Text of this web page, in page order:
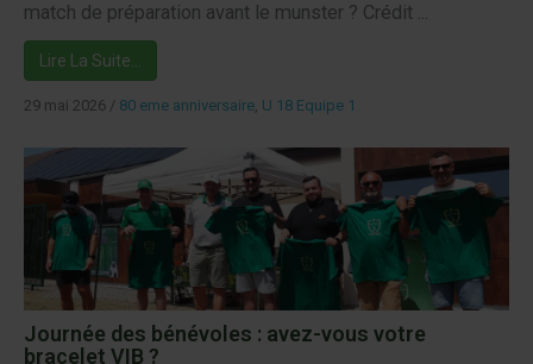
match de préparation avant le munster ? Crédit ...
Lire La Suite…
29 mai 2026 / 80 eme anniversaire, U 18 Equipe 1
Journée des bénévoles : avez-vous votre
bracelet VIB ?